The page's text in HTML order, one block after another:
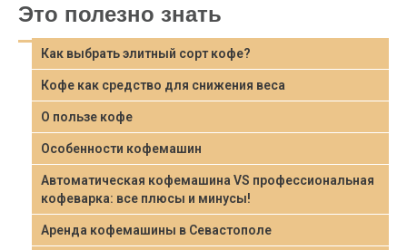
Это полезно знать
Как выбрать элитный сорт кофе?
Кофе как средство для снижения веса
О пользе кофе
Особенности кофемашин
Автоматическая кофемашина VS профессиональная
кофеварка: все плюсы и минусы!
Аренда кофемашины в Севастополе